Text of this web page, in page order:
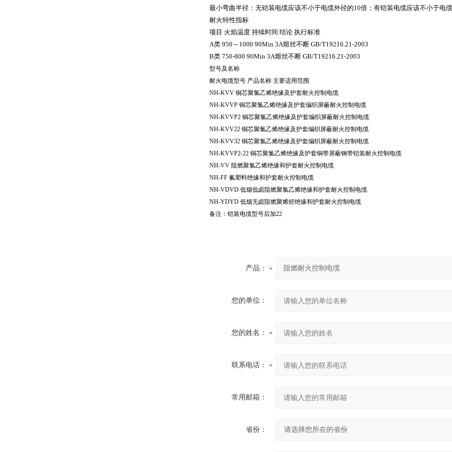
最小弯曲半径：无铠装电缆应该不小于电缆外径的10倍；有铠装电缆应该不小于电
耐火特性指标
项目 火焰温度 持续时间 结论 执行标准
A类 950 ～ 1000 90Min 3A熔丝不断 GB/T19216.21-2003
B类 750-800 90Min 3A熔丝不断 GB/T19216.21-2003
型号及名称
耐火电缆型号 产品名称 主要适用范围
NH-KVV 铜芯聚氯乙烯绝缘及护套耐火控制电缆
NH-KVVP 铜芯聚氯乙烯绝缘及护套编织屏蔽耐火控制电缆
NH-KVVP2 铜芯聚氯乙烯绝缘及护套编织屏蔽耐火控制电缆
NH-KVV22 铜芯聚氯乙烯绝缘及护套编织屏蔽耐火控制电缆
NH-KVV32 铜芯聚氯乙烯绝缘及护套编织屏蔽耐火控制电缆
NH-KVVP2-22 铜芯聚氯乙烯绝缘及护套铜带屏蔽钢带铠装耐火控制电缆
NH-VV 阻燃聚氯乙烯绝缘和护套耐火控制电缆
NH-FF 氟塑料绝缘和护套耐火控制电缆
NH-VDVD 低烟低卤阻燃聚氯乙烯绝缘和护套耐火控制电缆
NH-YDYD 低烟无卤阻燃聚烯烃绝缘和护套耐火控制电缆
备注：铠装电缆型号后加22
产品：
您的单位：
您的姓名：
联系电话：
常用邮箱：
省份：